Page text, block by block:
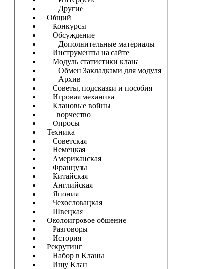
Другие
Общий
Конкурсы
Обсуждение
Дополнительные материалы
Инструменты на сайте
Модуль статистики клана
Обмен Закладками для модуля
Архив
Советы, подсказки и пособия
Игровая механика
Клановые войны
Творчество
Опросы
Техника
Советская
Немецкая
Американская
Французы
Китайская
Английская
Япония
Чехословацкая
Швецкая
Околоигровое общение
Разговоры
История
Рекрутинг
Набор в Кланы
Ищу Клан